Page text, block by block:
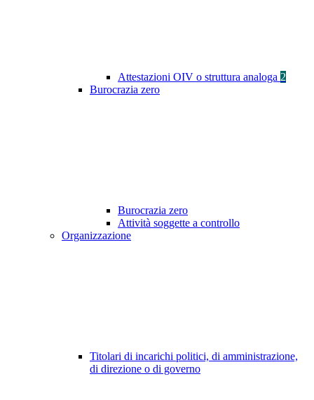
Attestazioni OIV o struttura analoga 2
Burocrazia zero
Burocrazia zero
Attività soggette a controllo
Organizzazione
Titolari di incarichi politici, di amministrazione,
di direzione o di governo